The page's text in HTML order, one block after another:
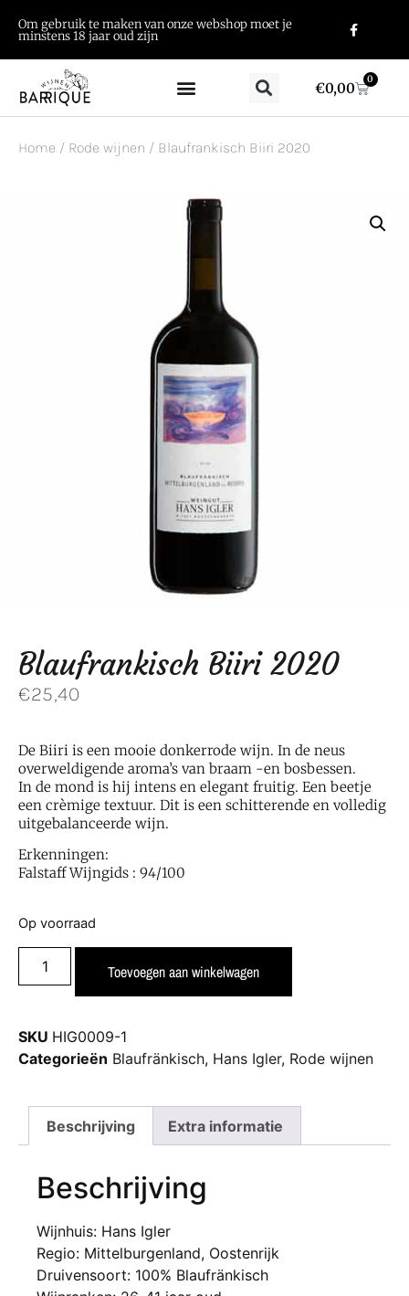
Om gebruik te maken van onze webshop moet je
minstens 18 jaar oud zijn
€0,00
0
Home / Rode wijnen / Blaufrankisch Biiri 2020
Blaufrankisch Biiri 2020
€25,40
De Biiri is een mooie donkerrode wijn. In de neus
overweldigende aroma’s van braam -en bosbessen.
In de mond is hij intens en elegant fruitig. Een beetje
een crèmige textuur. Dit is een schitterende en volledig
uitgebalanceerde wijn.
Erkenningen:
Falstaff Wijngids : 94/100
Op voorraad
Toevoegen aan winkelwagen
SKU HIG0009-1
Categorieën Blaufränkisch, Hans Igler, Rode wijnen
Beschrijving Extra informatie
Beschrijving
Wijnhuis: Hans Igler
Regio: Mittelburgenland, Oostenrijk
Druivensoort: 100% Blaufränkisch